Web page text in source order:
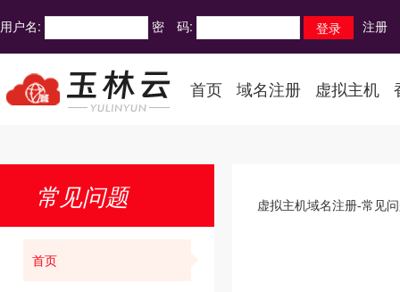
用户名: 密 码: 注册
首页 域名注册 虚拟主机
常见问题
首页
虚拟主机域名注册-常见